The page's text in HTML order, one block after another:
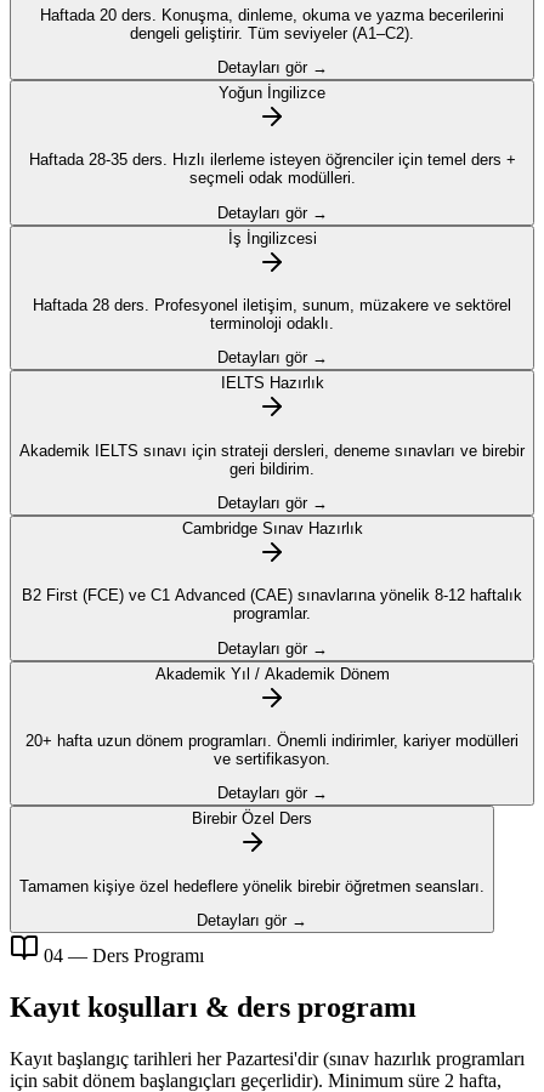
Haftada 20 ders. Konuşma, dinleme, okuma ve yazma becerilerini
dengeli geliştirir. Tüm seviyeler (A1–C2).
Detayları gör →
Yoğun İngilizce
Haftada 28-35 ders. Hızlı ilerleme isteyen öğrenciler için temel ders +
seçmeli odak modülleri.
Detayları gör →
İş İngilizcesi
Haftada 28 ders. Profesyonel iletişim, sunum, müzakere ve sektörel
terminoloji odaklı.
Detayları gör →
IELTS Hazırlık
Akademik IELTS sınavı için strateji dersleri, deneme sınavları ve birebir
geri bildirim.
Detayları gör →
Cambridge Sınav Hazırlık
B2 First (FCE) ve C1 Advanced (CAE) sınavlarına yönelik 8-12 haftalık
programlar.
Detayları gör →
Akademik Yıl / Akademik Dönem
20+ hafta uzun dönem programları. Önemli indirimler, kariyer modülleri
ve sertifikasyon.
Detayları gör →
Birebir Özel Ders
Tamamen kişiye özel hedeflere yönelik birebir öğretmen seansları.
Detayları gör →
04 — Ders Programı
Kayıt koşulları & ders programı
Kayıt başlangıç tarihleri her Pazartesi'dir (sınav hazırlık programları
için sabit dönem başlangıçları geçerlidir). Minimum süre 2 hafta,